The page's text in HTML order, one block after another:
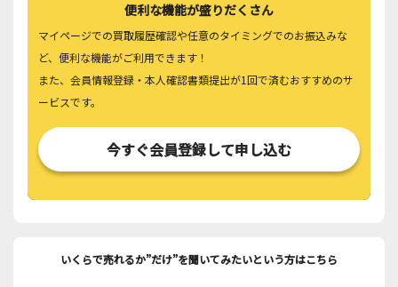
便利な機能が盛りだくさん
マイページでの買取履歴確認や任意のタイミングでのお振込みな
ど、便利な機能がご利用できます！
また、会員情報登録・本人確認書類提出が1回で済むおすすめのサ
ービスです。
今すぐ会員登録して申し込む
いくらで売れるか”だけ”を聞いてみたいという方はこちら